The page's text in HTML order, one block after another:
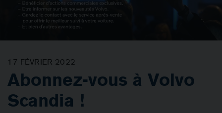
17 FÉVRIER 2022
Abonnez-vous à Volvo
Scandia !